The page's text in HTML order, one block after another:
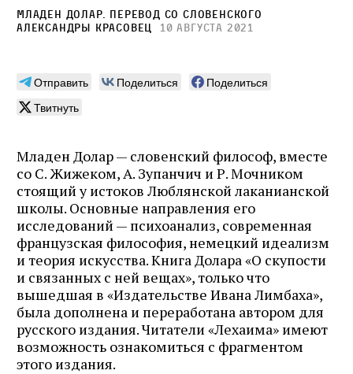
Младен Долар. Перевод со словенского
Александры Красовец
10 августа 2021
Отправить Поделиться
Поделиться
Твитнуть
Младен Долар — словенский философ, вместе
со С. Жижеком, А. Зупанчич и Р. Мочником
стоящий у истоков Люблянской лаканианской
школы. Основные направления его
исследований — психоанализ, современная
французская философия, немецкий идеализм
и теория искусства. Книга Долара «О скупости
и связанных с ней вещах», только что
вышедшая в «Издательстве Ивана Лимбаха»,
была дополнена и переработана автором для
русского издания. Читатели «Лехаима» имеют
возможность ознакомиться с фрагментом
этого издания.